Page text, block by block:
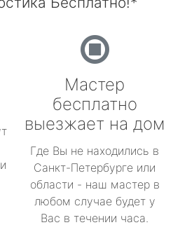
Мастер
бесплатно
выезжает на дом
Где Вы не находились в
Санкт-Петербурге или
области - наш мастер в
любом случае будет у
Вас в течении часа.